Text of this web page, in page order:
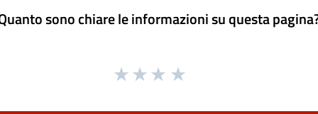
sono chiare le informazioni su questa